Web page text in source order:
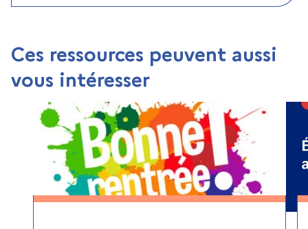
Ces ressources peuvent aussi
vous intéresser